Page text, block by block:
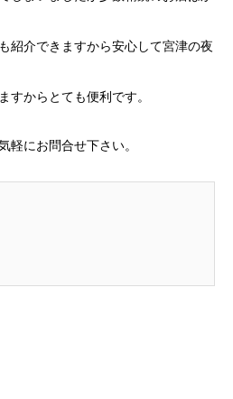
紹介できますから安心して宮津の夜
すからとても便利です。
軽にお問合せ下さい。